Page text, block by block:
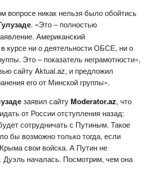
вопросе никак нельзя было обойтись
. «Это – полностью
Американский
курсе ни о деятельности ОБСЕ, ни о
Это – показатель неграмотности»,
сайту Aktual.az, и предложил
его от Минской группы».
заявил сайту Moderator.az, что
от России отступления назад:
сотрудничать с Путиным. Такое
бы возможно только тогда, если
свои войска. А Путин не
Дуэль началась. Посмотрим, чем она